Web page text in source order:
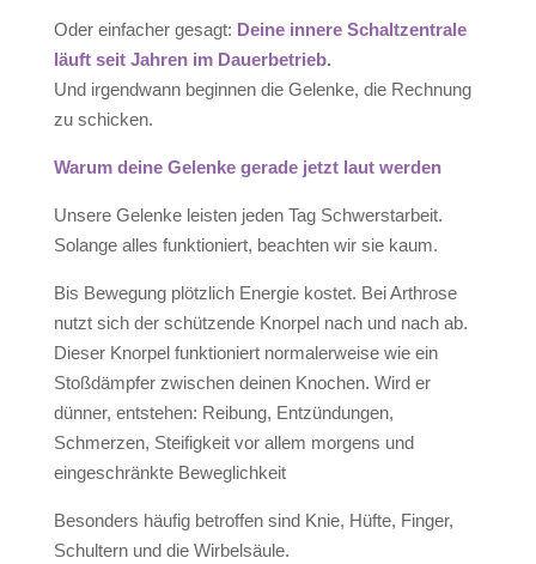
Oder einfacher gesagt: Deine innere Schaltzentrale
läuft seit Jahren im Dauerbetrieb.
Und irgendwann beginnen die Gelenke, die Rechnung
zu schicken.
Warum deine Gelenke gerade jetzt laut werden
Unsere Gelenke leisten jeden Tag Schwerstarbeit.
Solange alles funktioniert, beachten wir sie kaum.
Bis Bewegung plötzlich Energie kostet. Bei Arthrose
nutzt sich der schützende Knorpel nach und nach ab.
Dieser Knorpel funktioniert normalerweise wie ein
Stoßdämpfer zwischen deinen Knochen. Wird er
dünner, entstehen: Reibung, Entzündungen,
Schmerzen, Steifigkeit vor allem morgens und
eingeschränkte Beweglichkeit
Besonders häufig betroffen sind Knie, Hüfte, Finger,
Schultern und die Wirbelsäule.